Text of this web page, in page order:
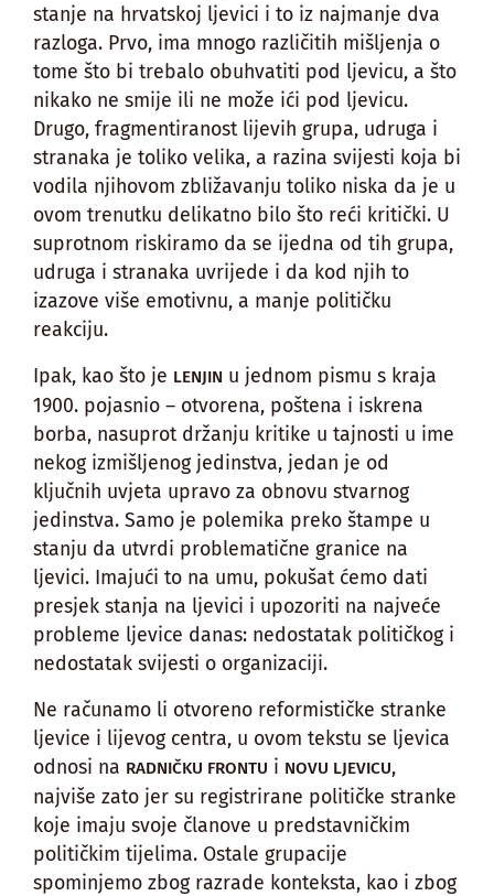
stanje na hrvatskoj ljevici i to iz najmanje dva
razloga. Prvo, ima mnogo različitih mišljenja o
tome što bi trebalo obuhvatiti pod ljevicu, a što
nikako ne smije ili ne može ići pod ljevicu.
Drugo, fragmentiranost lijevih grupa, udruga i
stranaka je toliko velika, a razina svijesti koja bi
vodila njihovom zbližavanju toliko niska da je u
ovom trenutku delikatno bilo što reći kritički. U
suprotnom riskiramo da se ijedna od tih grupa,
udruga i stranaka uvrijede i da kod njih to
izazove više emotivnu, a manje političku
reakciju.
Ipak, kao što je LENJIN u jednom pismu s kraja
1900. pojasnio – otvorena, poštena i iskrena
borba, nasuprot držanju kritike u tajnosti u ime
nekog izmišljenog jedinstva, jedan je od
ključnih uvjeta upravo za obnovu stvarnog
jedinstva. Samo je polemika preko štampe u
stanju da utvrdi problematične granice na
ljevici. Imajući to na umu, pokušat ćemo dati
presjek stanja na ljevici i upozoriti na najveće
probleme ljevice danas: nedostatak političkog i
nedostatak svijesti o organizaciji.
Ne računamo li otvoreno reformističke stranke
ljevice i lijevog centra, u ovom tekstu se ljevica
odnosi na RADNIČKU FRONTU i NOVU LJEVICU,
najviše zato jer su registrirane političke stranke
koje imaju svoje članove u predstavničkim
političkim tijelima. Ostale grupacije
spominjemo zbog razrade konteksta, kao i zbog